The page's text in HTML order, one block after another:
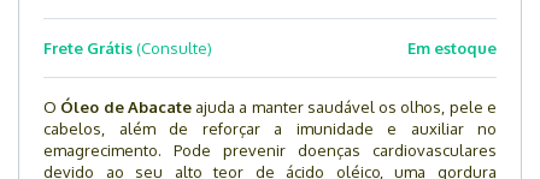
Em estoque
Frete Grátis(Consulte)
O Óleo de Abacateajuda a manter saudável os olhos, pele e
cabelos, além de reforçar a imunidade e auxiliar no
emagrecimento. Pode prevenir doenças cardiovasculares
devido ao seu alto teor de ácido oléico, uma gordura